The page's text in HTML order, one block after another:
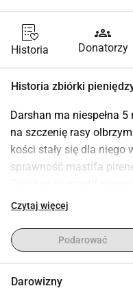
Historia
groups
Donatorzy
Historia zbiórki
Darshan ma niespełna
na szczenię rasy
kości stały się dla niego
sprawność mastifa
kuleć na przednią łapę.
rentgenowskie pokazały,
równomiernie. Wada
rośnie szybciej,
Czytaj więcej
Podarować
Darowizny